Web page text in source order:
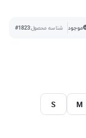
موجود شناسه محصول:#1823
S M